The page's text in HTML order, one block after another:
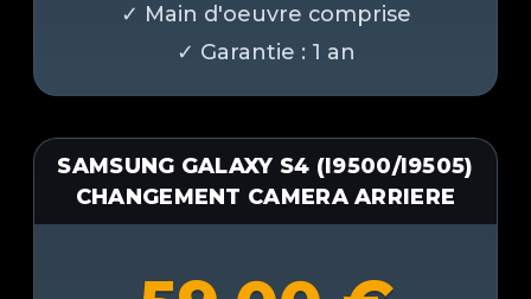
SAMSUNG GALAXY S4 (I9500/I9505)
CHANGEMENT CAMERA ARRIERE